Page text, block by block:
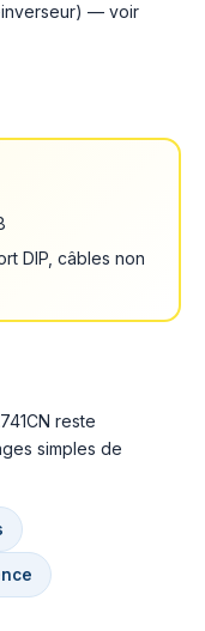
inverseur) — voir
DIP, câbles non
reste
simples de